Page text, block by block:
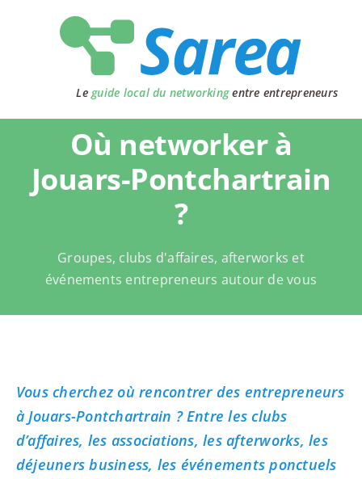
Le guide local du networkingentre entrepreneurs
Où networker à
Jouars-Pontchartrain
?
Groupes, clubs d'affaires, afterworks et
événements entrepreneurs autour de vous
Vous cherchez où rencontrer des entrepreneurs
à Jouars-Pontchartrain ? Entre les clubs
d’affaires, les associations, les afterworks, les
déjeuners business, les événements ponctuels